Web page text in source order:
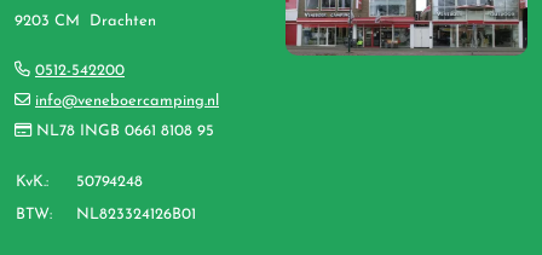
9203 CM Drachten
0512-542200
info@veneboercamping.nl
NL78 INGB 0661 8108 95
KvK.: 50794248
BTW: NL823324126B01